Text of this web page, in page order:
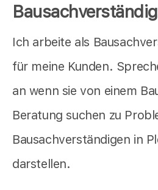
Ich arbeite als
für meine Kunden.
an wenn sie von einem
Beratung suchen zu
Bausachverständigen in
darstellen.